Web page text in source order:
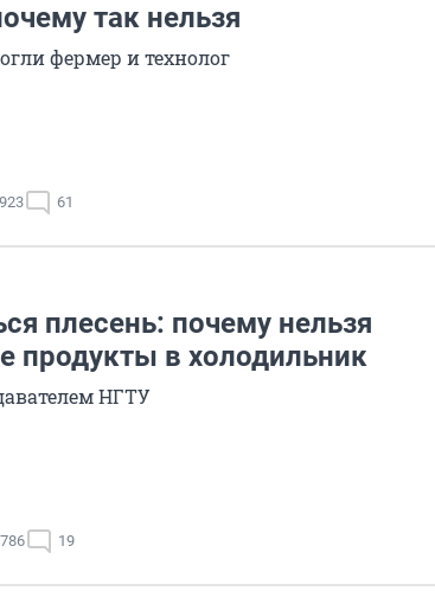
так нельзя
фермер и технолог
61
плесень: почему нельзя
продукты в холодильник
НГТУ
19